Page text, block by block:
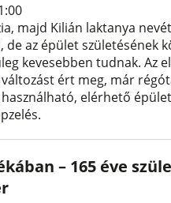
majd Kilián laktanya
az épület születésének
kevesebben tudnak. Az
ért meg, már
elérhető
– 165 éve